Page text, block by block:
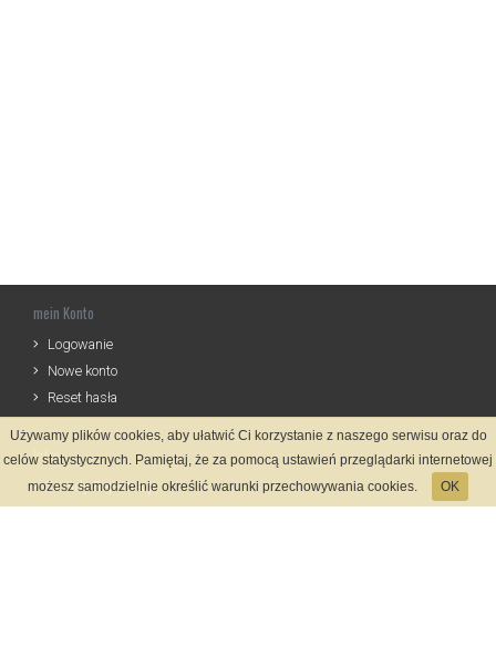
mein Konto
Logowanie
Nowe konto
Reset hasła
Infos
Zasady Rejestracji
Używamy plików cookies, aby ułatwić Ci korzystanie z naszego serwisu oraz do
celów statystycznych. Pamiętaj, że za pomocą ustawień przeglądarki internetowej
możesz samodzielnie określić warunki przechowywania cookies.
OK